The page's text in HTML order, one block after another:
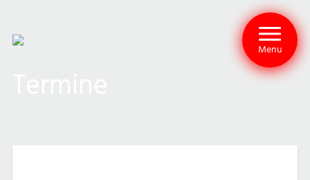
Menu